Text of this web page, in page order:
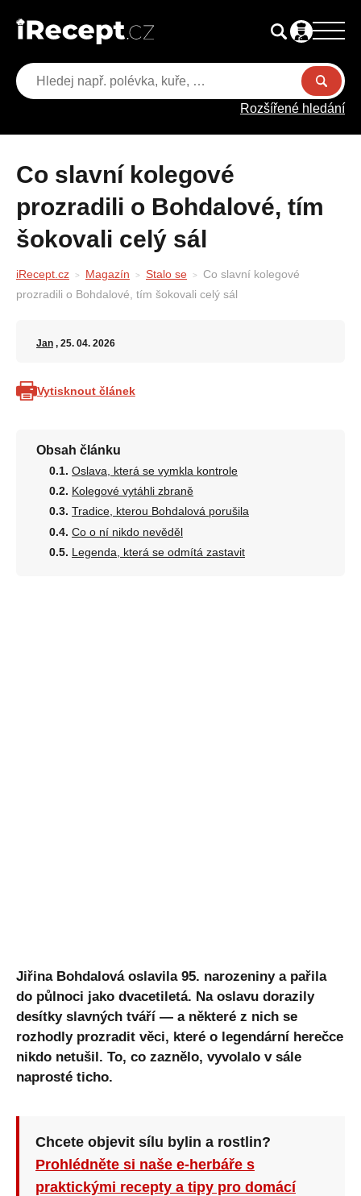
Rozšířené hledání
Co slavní kolegové
prozradili o Bohdalové, tím
šokovali celý sál
iRecept.cz Magazín Stalo se
Co slavní kolegové
prozradili o Bohdalové, tím šokovali celý sál
Jan , 25. 04. 2026
Vytisknout článek
Obsah článku
Oslava, která se vymkla kontrole
Kolegové vytáhli zbraně
Tradice, kterou Bohdalová porušila
Co o ní nikdo nevěděl
Legenda, která se odmítá zastavit
Jiřina Bohdalová oslavila 95. narozeniny a pařila
do půlnoci jako dvacetiletá. Na oslavu dorazily
desítky slavných tváří — a některé z nich se
rozhodly prozradit věci, které o legendární herečce
nikdo netušil. To, co zaznělo, vyvolalo v sále
naprosté ticho.
Chcete objevit sílu bylin a rostlin?
Prohlédněte si naše e-herbáře s
praktickými recepty a tipy pro domácí